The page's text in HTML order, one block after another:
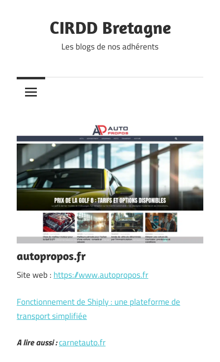
CIRDD Bretagne
Les blogs de nos adhérents
autopropos.fr
Site web : https://www.autopropos.fr
Fonctionnement de Shiply : une plateforme de
transport simplifiée
A lire aussi :carnetauto.fr